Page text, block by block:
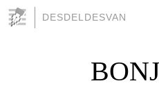
DESDELDESVAN